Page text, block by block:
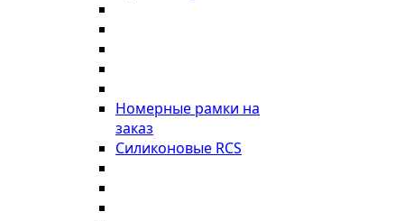
Номерные рамки на
заказ
Силиконовые RCS